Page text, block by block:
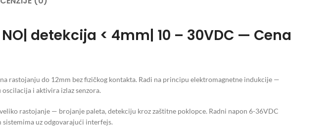
detekcija < 4mm| 10 – 30VDC — Cena
rastojanju do 12mm bez fizičkog kontakta. Radi na principu elektromagnetne indukcije —
i aktivira izlaz senzora.
rastojanje — brojanje paleta, detekciju kroz zaštitne poklopce. Radni napon 6-36VDC
uz odgovarajući interfejs.